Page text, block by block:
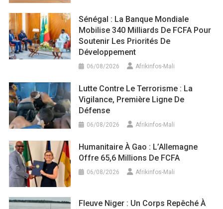
Sénégal : La Banque Mondiale
Mobilise 340 Milliards De FCFA Pour
Soutenir Les Priorités De
Développement
06/08/2026 Afrikinfos-Mali
Lutte Contre Le Terrorisme : La
Vigilance, Première Ligne De
Défense
06/08/2026 Afrikinfos-Mali
Humanitaire À Gao : L’Allemagne
Offre 65,6 Millions De FCFA
06/08/2026 Afrikinfos-Mali
Fleuve Niger : Un Corps Repêché À